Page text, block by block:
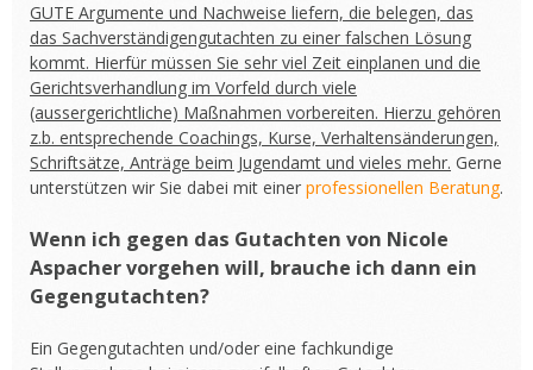
GUTE Argumente und Nachweise liefern, die belegen, das
das Sachverständigengutachten zu einer falschen Lösung
kommt. Hierfür müssen Sie sehr viel Zeit einplanen und die
Gerichtsverhandlung im Vorfeld durch viele
(aussergerichtliche) Maßnahmen vorbereiten. Hierzu gehören
z.b. entsprechende Coachings, Kurse, Verhaltensänderungen,
Schriftsätze, Anträge beim Jugendamt und vieles mehr. Gerne
unterstützen wir Sie dabei mit einer professionellen Beratung.
Wenn ich gegen das Gutachten von Nicole
Aspacher vorgehen will, brauche ich dann ein
Gegengutachten?
Ein Gegengutachten und/oder eine fachkundige